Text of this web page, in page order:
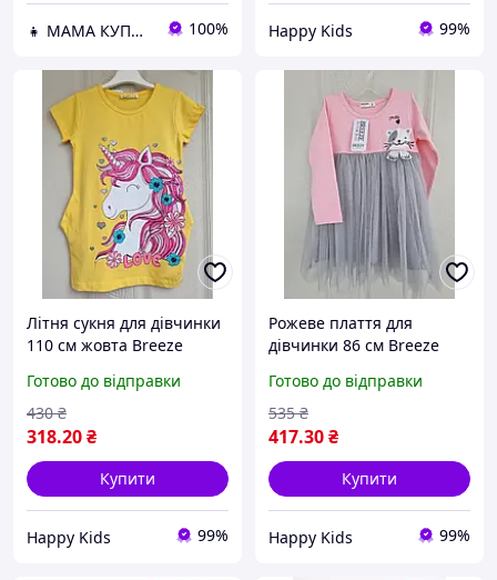
👧 МАМА КУПИ 🌞 100% Happy Kids 99%
Літня сукня для дівчинки
110 см жовта Breeze
Готово до відправки
318.20₴
430 ₴
Купити
Happy Kids 99%
Рожеве плаття для
дівчинки 86 см Breeze
фатином і котиком
Туреччина
Готово до відправки
417.30₴
535 ₴
Купити
Happy Kids 99%